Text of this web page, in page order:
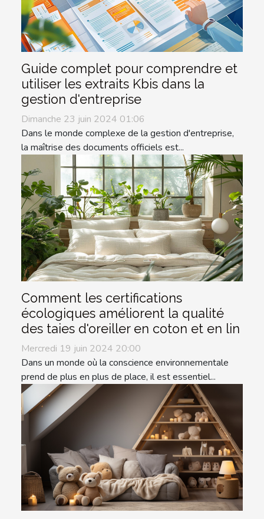
Guide complet pour comprendre et
utiliser les extraits Kbis dans la
gestion d'entreprise
Dimanche 23 juin 2024 01:06
Dans le monde complexe de la gestion d'entreprise,
la maîtrise des documents officiels est...
Comment les certifications
écologiques améliorent la qualité
des taies d'oreiller en coton et en lin
Mercredi 19 juin 2024 20:00
Dans un monde où la conscience environnementale
prend de plus en plus de place, il est essentiel...